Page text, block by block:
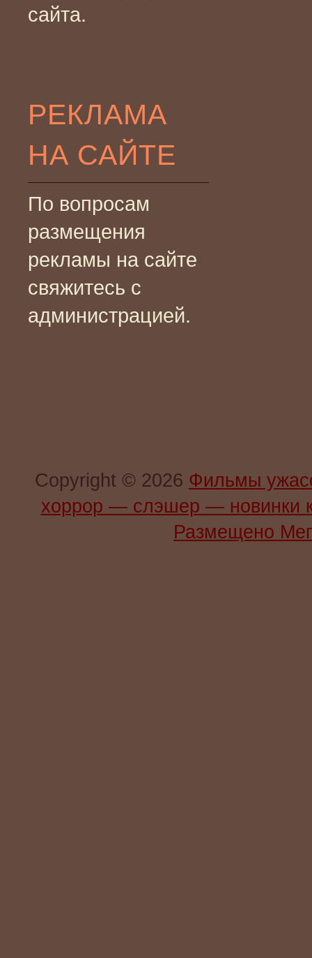
сайта.
РЕКЛАМА
НА САЙТЕ
По вопросам
размещения
рекламы на сайте
свяжитесь с
администрацией.
Copyright © 2026 Фильмы
хоррор — слэшер —
Размещено